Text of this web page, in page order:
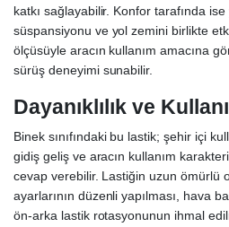
katkı sağlayabilir. Konfor tarafında
süspansiyonu ve yol zemini birlikte
ölçüsüyle aracın kullanım amacına
sürüş deneyimi sunabilir.
Dayanıklılık ve
Binek sınıfındaki bu lastik; şehir içi
gidiş geliş ve aracın kullanım
cevap verebilir. Lastiğin uzun ömürlü
ayarlarının düzenli yapılması, hava
ön-arka lastik rotasyonunun ihmal